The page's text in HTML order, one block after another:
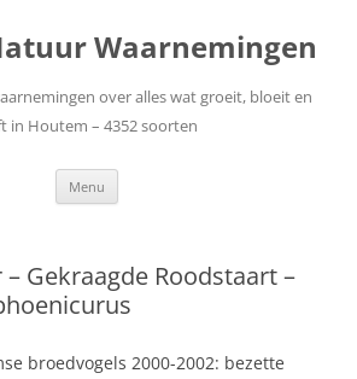
Waarnemingen
over alles wat groeit, bloeit en
in Houtem – 4352 soorten
Menu
Gekraagde Roodstaart –
broedvogels 2000-2002: bezette